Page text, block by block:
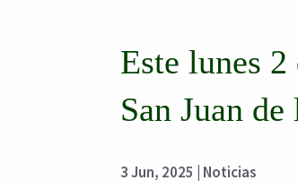
Este lunes
San Juan
3 Jun, 2025 Noticias